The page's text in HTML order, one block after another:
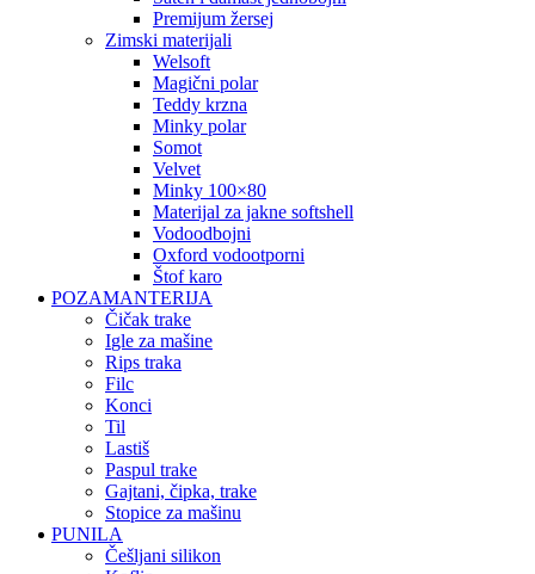
premijum žersej
zimski materijali
welsoft
magični polar
teddy krzna
minky polar
somot
velvet
minky 100×80
materijal za jakne softshell
vodoodbojni
oxford vodootporni
štof karo
POZAMANTERIJA
čičak trake
igle za mašine
rips traka
filc
konci
til
lastiš
paspul trake
gajtani, čipka, trake
stopice za mašinu
PUNILA
češljani silikon